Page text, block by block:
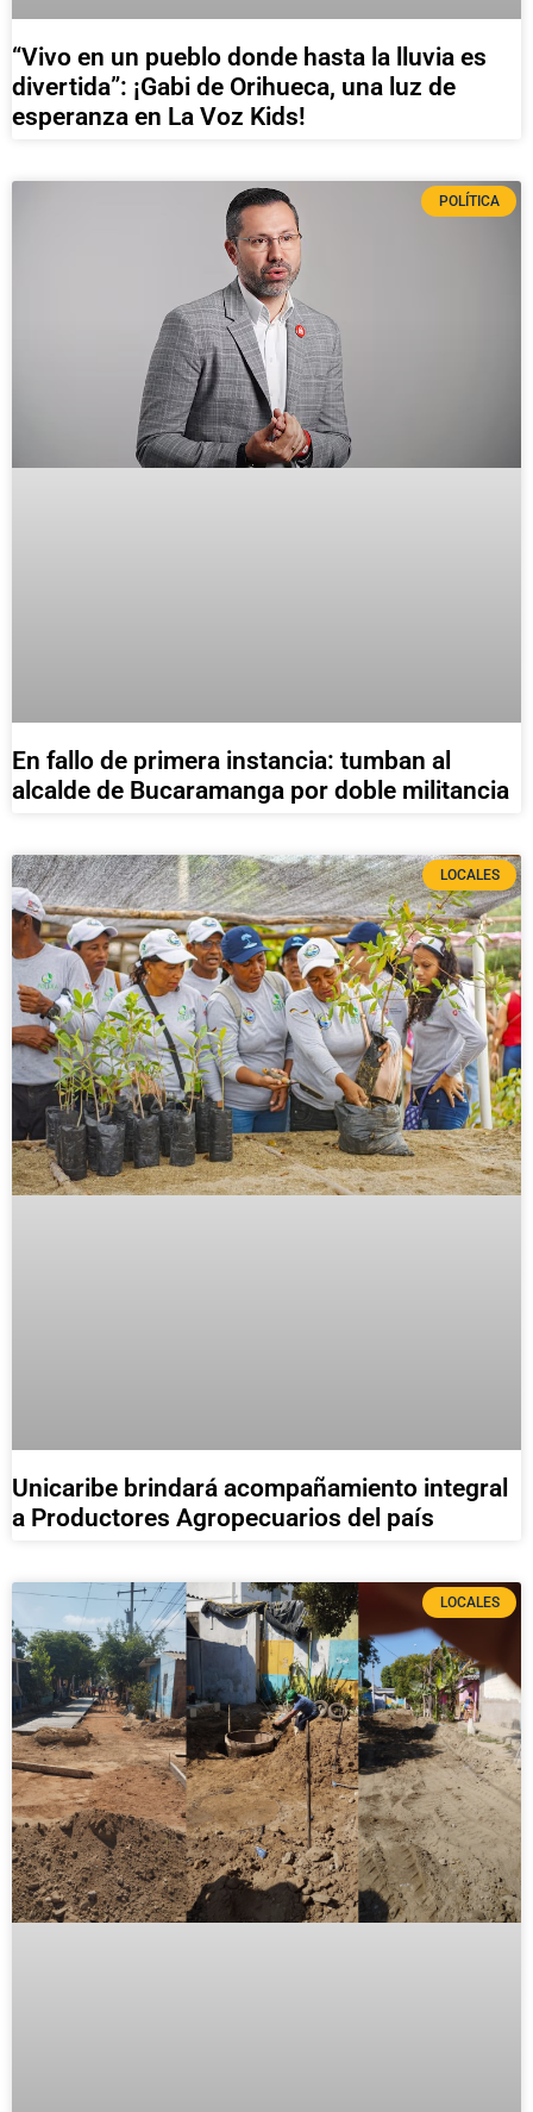
“Vivo en un pueblo donde hasta la lluvia es
divertida”: ¡Gabi de Orihueca, una luz de
esperanza en La Voz Kids!
POLÍTICA
En fallo de primera instancia: tumban al
alcalde de Bucaramanga por doble militancia
LOCALES
Unicaribe brindará acompañamiento integral
a Productores Agropecuarios del país
LOCALES